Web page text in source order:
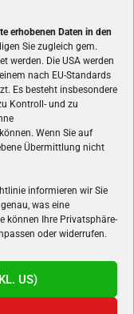
erhobenen Daten in den
Sie zugleich gem.
werden. Die USA werden
nach EU-Standards
Es besteht insbesondere
Kontroll- und zu
Wenn Sie auf
Übermittlung nicht
informieren wir Sie
was eine
können Ihre Privatsphäre-
oder widerrufen.
US)
ist das älteste Online-
aktuelle News,
Gaming-
e-Sport's.